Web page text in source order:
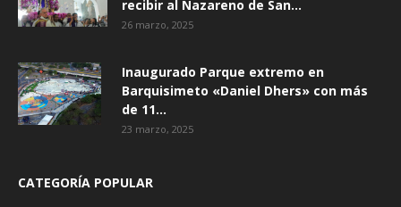
recibir al Nazareno de San...
26 marzo, 2025
Inaugurado Parque extremo en
Barquisimeto «Daniel Dhers» con más
de 11...
23 marzo, 2025
CATEGORÍA POPULAR